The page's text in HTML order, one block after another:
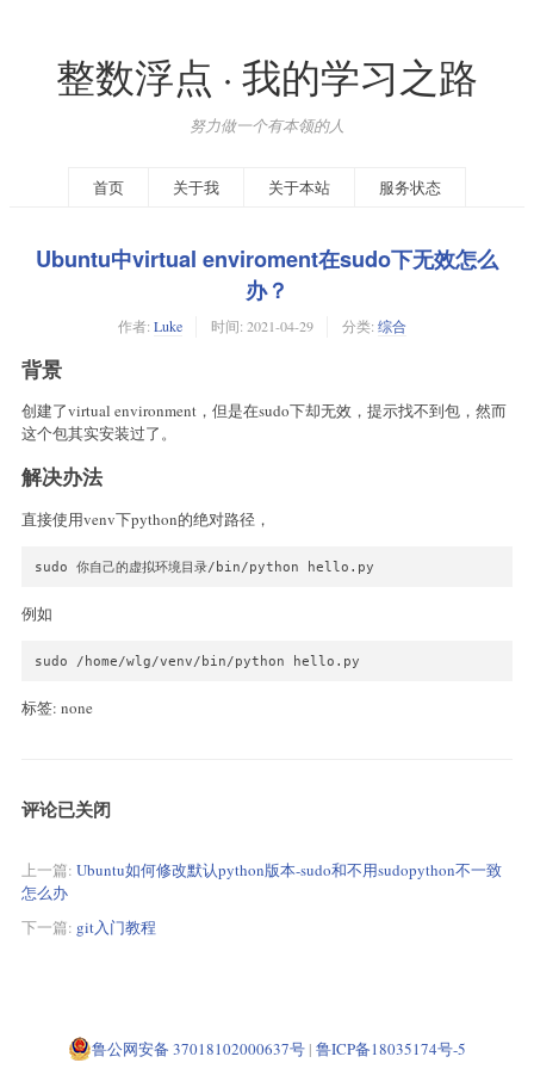
整数浮点 · 我的学习之路
努力做一个有本领的人
首页 关于我 关于本站 服务状态
Ubuntu中virtual enviroment在sudo下无效怎么
办？
作者: Luke 时间: 2021-04-29 分类: 综合
背景
创建了virtual environment，但是在sudo下却无效，提示找不到包，然而
这个包其实安装过了。
解决办法
直接使用venv下python的绝对路径，
sudo 你自己的虚拟环境目录/bin/python hello.py
例如
sudo /home/wlg/venv/bin/python hello.py
标签: none
评论已关闭
上一篇: Ubuntu如何修改默认python版本-sudo和不用sudopython不一致
怎么办
下一篇: git入门教程
鲁公网安备 37018102000637号 | 鲁ICP备18035174号-5